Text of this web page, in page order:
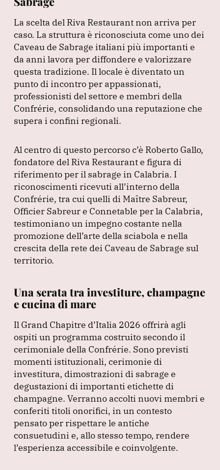
La scelta del Riva Restaurant non arriva per
caso. La struttura è riconosciuta come uno dei
Caveau de Sabrage italiani più importanti e
da anni lavora per diffondere e valorizzare
questa tradizione. Il locale è diventato un
punto di incontro per appassionati,
professionisti del settore e membri della
Confrérie, consolidando una reputazione che
supera i confini regionali.
Al centro di questo percorso c’è Roberto Gallo,
fondatore del Riva Restaurant e figura di
riferimento per il sabrage in Calabria. I
riconoscimenti ricevuti all’interno della
Confrérie, tra cui quelli di Maître Sabreur,
Officier Sabreur e Connetable per la Calabria,
testimoniano un impegno costante nella
promozione dell’arte della sciabola e nella
crescita della rete dei Caveau de Sabrage sul
territorio.
Una serata tra investiture, champagne
e cucina di mare
Il Grand Chapitre d’Italia 2026 offrirà agli
ospiti un programma costruito secondo il
cerimoniale della Confrérie. Sono previsti
momenti istituzionali, cerimonie di
investitura, dimostrazioni di sabrage e
degustazioni di importanti etichette di
champagne. Verranno accolti nuovi membri e
conferiti titoli onorifici, in un contesto
pensato per rispettare le antiche
consuetudini e, allo stesso tempo, rendere
l’esperienza accessibile e coinvolgente.